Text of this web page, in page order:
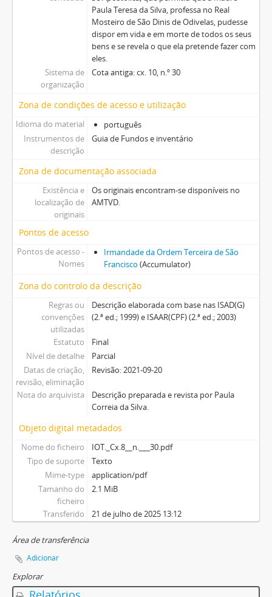
Paula Teresa da Silva, professa no Real
Mosteiro de São Dinis de Odivelas, pudesse
dispor em vida e em morte de todos os seus
bens e se revela o que ela pretende fazer com
eles.
Sistema de
organização
Cota antiga: cx. 10, n.º 30
Zona de condições de acesso e utilização
Idioma do material
português
Instrumentos de
descrição
Guia de Fundos e inventário
Zona de documentação associada
Existência e
localização de
originais
Os originais encontram-se disponíveis no
AMTVD.
Pontos de acesso
Pontos de acesso -
Nomes
Irmandade da Ordem Terceira de São
Francisco (Accumulator)
Zona do controlo da descrição
Regras ou
convenções
utilizadas
Descrição elaborada com base nas ISAD(G)
(2.ª ed.; 1999) e ISAAR(CPF) (2.ª ed.; 2003)
Estatuto
Final
Nível de detalhe
Parcial
Datas de criação,
revisão, eliminação
Revisão: 2021-09-20
Nota do arquivista
Descrição preparada e revista por Paula
Correia da Silva.
Objeto digital metadados
Nome do ficheiro
IOT._Cx.8__n.___30.pdf
Tipo de suporte
Texto
Mime-type
application/pdf
Tamanho do
ficheiro
2.1 MiB
Transferido 21 de julho de 2025 13:12
Área de transferência
Adicionar
Explorar